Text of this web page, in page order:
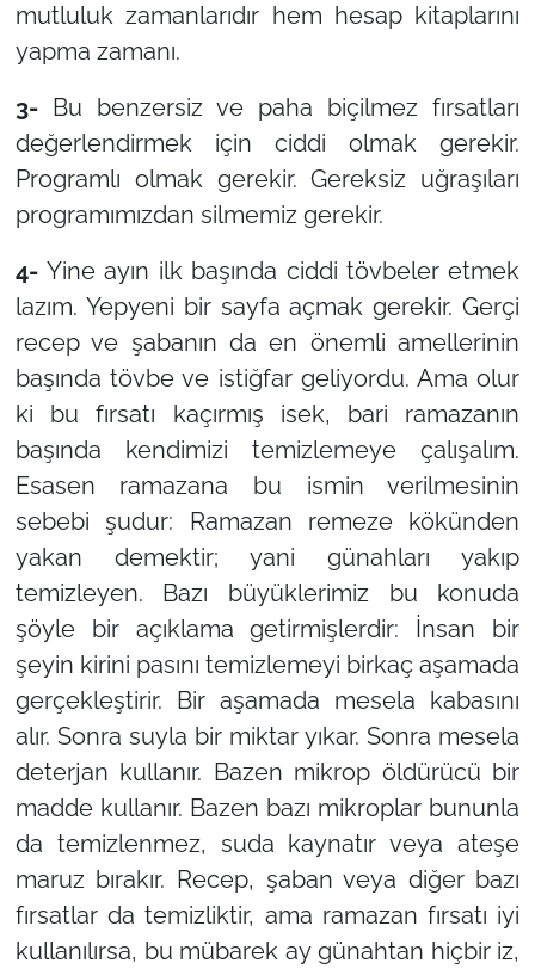
mutluluk zamanlarıdır hem hesap kitaplarını
yapma zamanı.
3- Bu benzersiz ve paha biçilmez fırsatları
değerlendirmek için ciddi olmak gerekir.
Programlı olmak gerekir. Gereksiz uğraşıları
programımızdan silmemiz gerekir.
4-Yine ayın ilk başında ciddi tövbeler etmek
lazım. Yepyeni bir sayfa açmak gerekir. Gerçi
recep ve şabanın da en önemli amellerinin
başında tövbe ve istiğfar geliyordu. Ama olur
ki bu fırsatı kaçırmış isek, bari ramazanın
başında kendimizi temizlemeye çalışalım.
Esasen ramazana bu ismin verilmesinin
sebebi şudur: Ramazan remeze kökünden
yakan demektir; yani günahları yakıp
temizleyen. Bazı büyüklerimiz bu konuda
şöyle bir açıklama getirmişlerdir: İnsan bir
şeyin kirini pasını temizlemeyi birkaç aşamada
gerçekleştirir. Bir aşamada mesela kabasını
alır. Sonra suyla bir miktar yıkar. Sonra mesela
deterjan kullanır. Bazen mikrop öldürücü bir
madde kullanır. Bazen bazı mikroplar bununla
da temizlenmez, suda kaynatır veya ateşe
maruz bırakır. Recep, şaban veya diğer bazı
fırsatlar da temizliktir, ama ramazan fırsatı iyi
kullanılırsa, bu mübarek ay günahtan hiçbir iz,